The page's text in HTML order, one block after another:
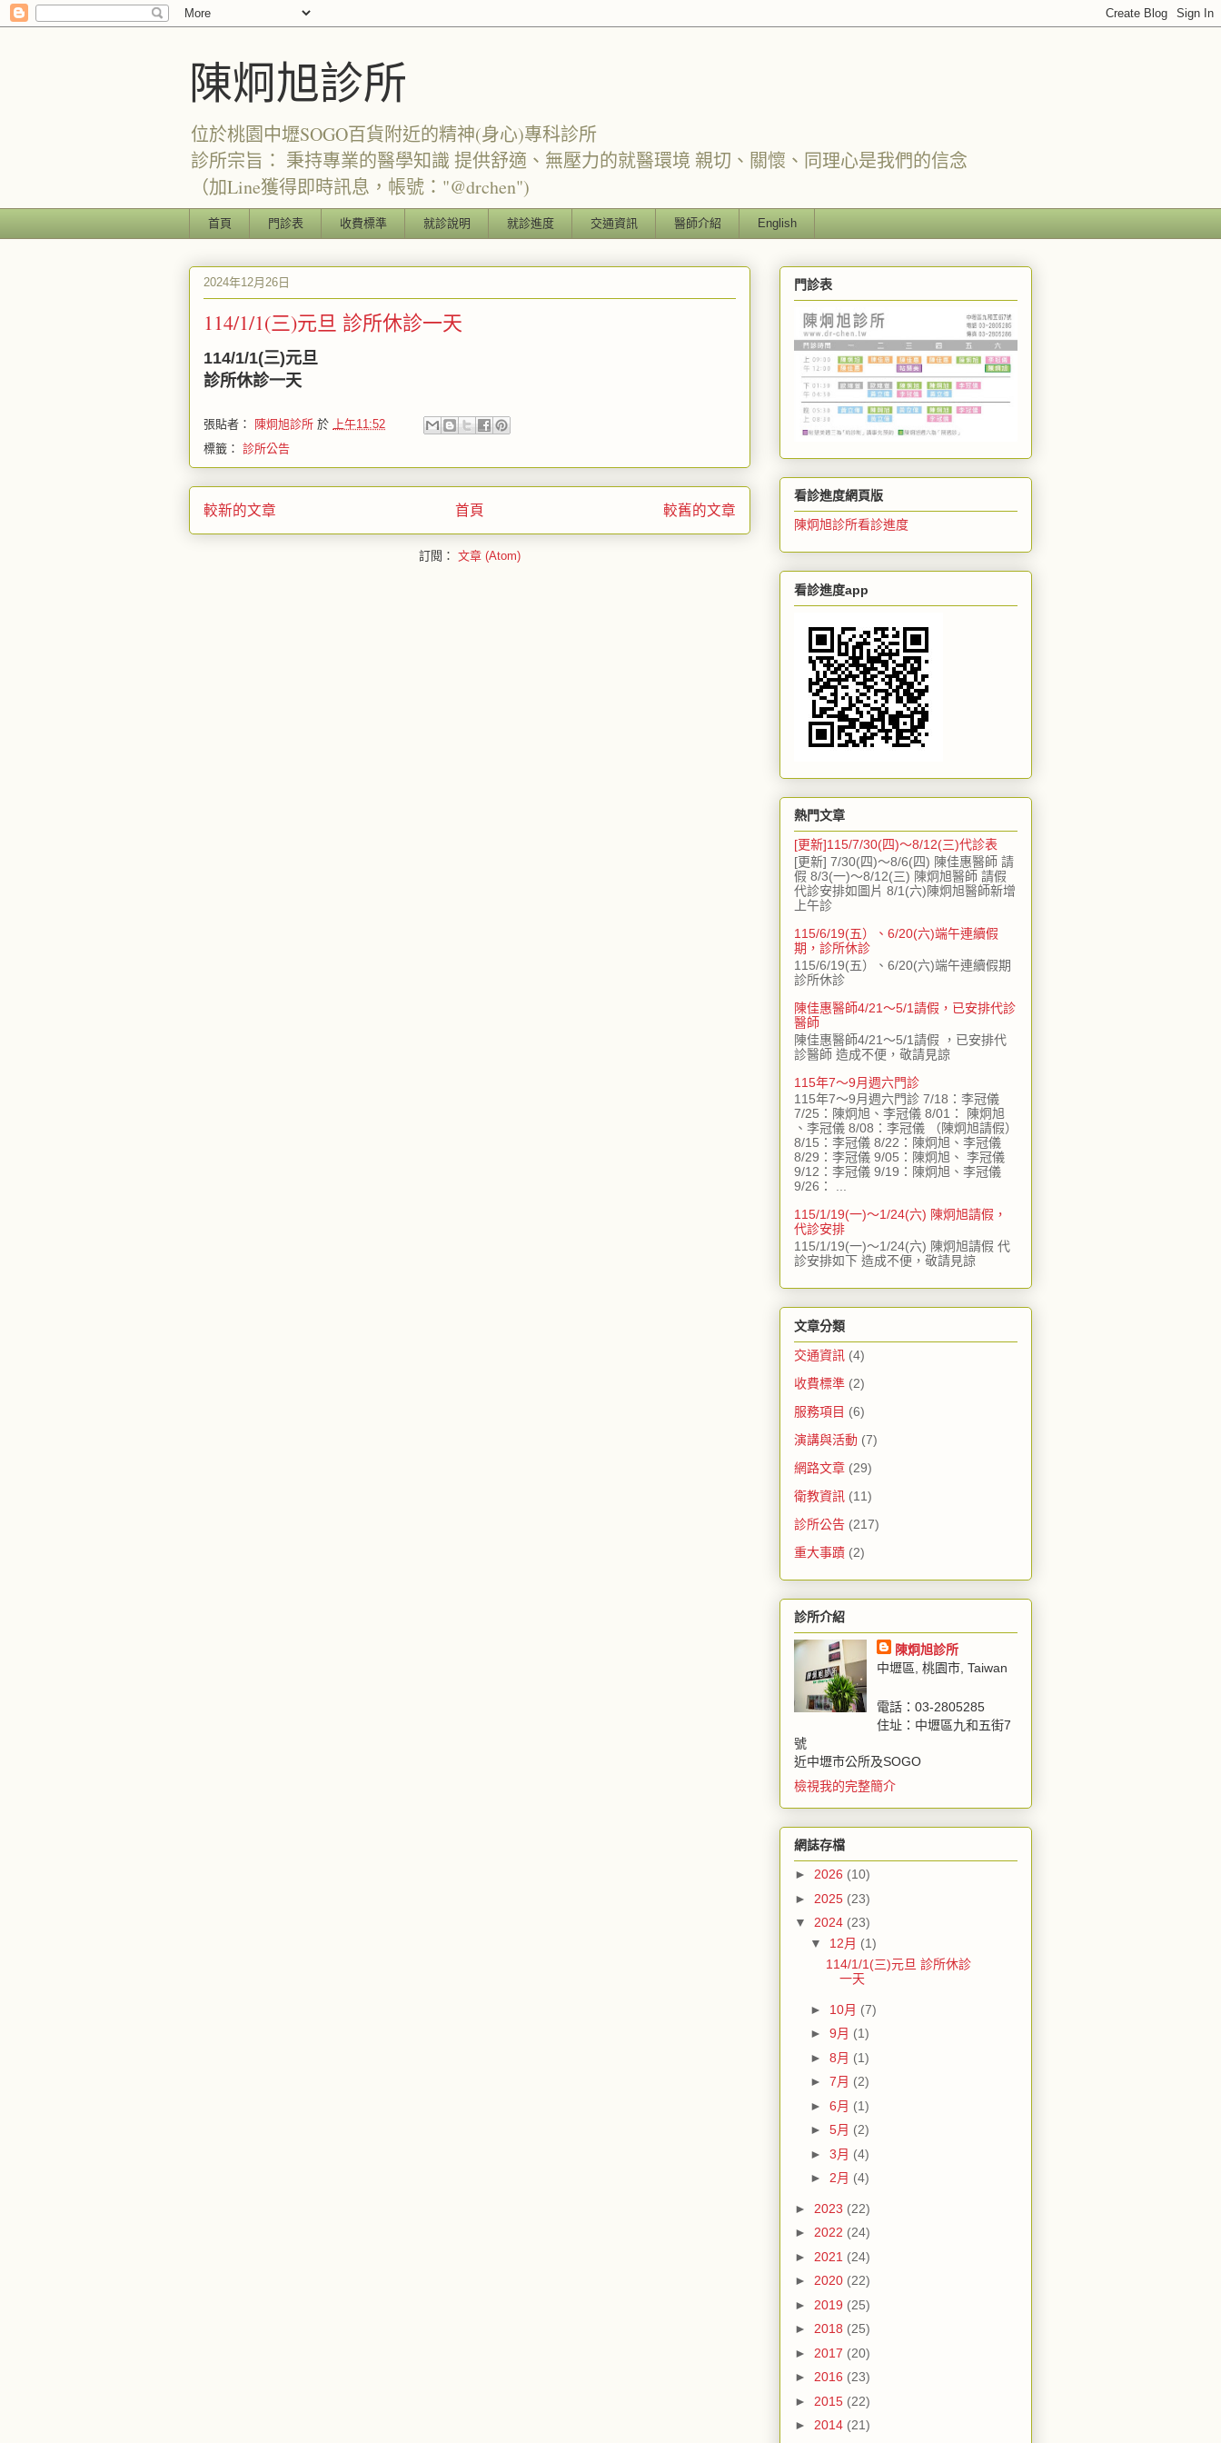
陳炯旭診所
位於桃園中壢SOGO百貨附近的精神(身心)專科診所
診所宗旨： 秉持專業的醫學知識 提供舒適、無壓力的就醫環境 親切、關懷、同理心是我們的信念
（加Line獲得即時訊息，帳號："@drchen")
首頁 門診表 收費標準 就診說明 就診進度 交通資訊 醫師介紹 English
2024年12月26日
114/1/1(三)元旦 診所休診一天
114/1/1(三)元旦
診所休診一天
張貼者： 陳炯旭診所 於
上午11:52
標籤： 診所公告
較新的文章 較舊的文章
首頁
訂閱： 文章 (Atom)
門診表
看診進度網頁版
陳炯旭診所看診進度
看診進度app
熱門文章
[更新]115/7/30(四)～8/12(三)代診表
[更新] 7/30(四)～8/6(四) 陳佳惠醫師 請
假 8/3(一)～8/12(三) 陳炯旭醫師 請假
代診安排如圖片 8/1(六)陳炯旭醫師新增
上午診
115/6/19(五）、6/20(六)端午連續假
期，診所休診
115/6/19(五）、6/20(六)端午連續假期
診所休診
陳佳惠醫師4/21～5/1請假，已安排代診
醫師
陳佳惠醫師4/21～5/1請假 ，已安排代
診醫師 造成不便，敬請見諒
115年7～9月週六門診
115年7～9月週六門診 7/18：李冠儀
7/25：陳炯旭、李冠儀 8/01： 陳炯旭
、李冠儀 8/08：李冠儀 （陳炯旭請假）
8/15：李冠儀 8/22：陳炯旭、李冠儀
8/29：李冠儀 9/05：陳炯旭、 李冠儀
9/12：李冠儀 9/19：陳炯旭、李冠儀
9/26： ...
115/1/19(一)～1/24(六) 陳炯旭請假，
代診安排
115/1/19(一)～1/24(六) 陳炯旭請假 代
診安排如下 造成不便，敬請見諒
文章分類
交通資訊 (4)
收費標準 (2)
服務項目 (6)
演講與活動 (7)
網路文章 (29)
衛教資訊 (11)
診所公告 (217)
重大事蹟 (2)
診所介紹
陳炯旭診所
中壢區, 桃園市, Taiwan
電話：03-2805285
住址：中壢區九和五街7
號
近中壢市公所及SOGO
檢視我的完整簡介
網誌存檔
► 2026 (10)
► 2025 (23)
▼ 2024 (23)
▼ 12月 (1)
114/1/1(三)元旦 診所休診
一天
► 10月 (7)
► 9月 (1)
► 8月 (1)
► 7月 (2)
► 6月 (1)
► 5月 (2)
► 3月 (4)
► 2月 (4)
► 2023 (22)
► 2022 (24)
► 2021 (24)
► 2020 (22)
► 2019 (25)
► 2018 (25)
► 2017 (20)
► 2016 (23)
► 2015 (22)
► 2014 (21)